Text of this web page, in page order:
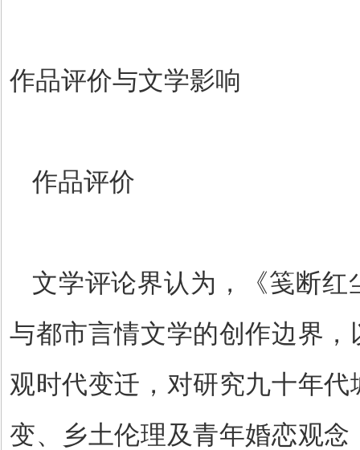
作品评价与文学影响
作品评价
文学评论界认为，《笺断红
与都市言情文学的创作边界
观时代变迁，对研究九十年
变、乡土伦理及青年婚恋观